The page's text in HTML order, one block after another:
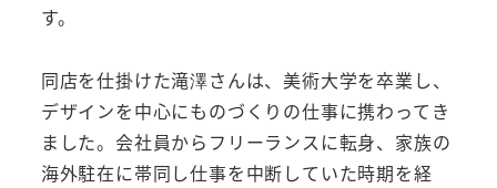
す。
同店を仕掛けた滝澤さんは、美術大学を卒業し、
デザインを中心にものづくりの仕事に携わってき
ました。会社員からフリーランスに転身、家族の
海外駐在に帯同し仕事を中断していた時期を経